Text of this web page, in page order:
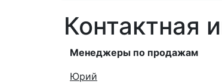
Контактная
Менеджеры по продажам
Юрий